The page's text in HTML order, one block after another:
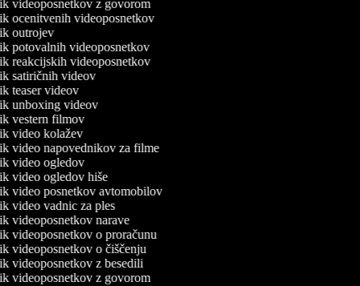
videoposnetkov z govorom
ocenitvenih videoposnetkov
outrojev
potovalnih videoposnetkov
reakcijskih videoposnetkov
satiričnih videov
teaser videov
unboxing videov
vestern filmov
video kolažev
video napovednikov za filme
video ogledov
video ogledov hiše
video posnetkov avtomobilov
video vadnic za ples
videoposnetkov narave
videoposnetkov o proračunu
videoposnetkov o čiščenju
videoposnetkov z besedili
videoposnetkov z govorom